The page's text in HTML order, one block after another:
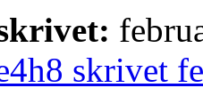
skrivet